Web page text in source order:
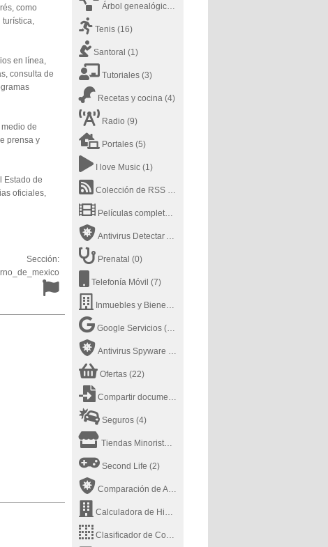
Árbol genealógico (1)
Tenis (16)
Santoral (1)
Tutoriales (3)
Recetas y cocina (4)
Radio (9)
Portales (5)
I love Music (1)
Colección de RSS
Películas completas en Youtube
Antivirus Detectar Archivo
Prenatal (0)
Telefonía Móvil (7)
Inmuebles y Bienes Raíces
Google Servicios (25)
Antivirus Spyware
Ofertas (22)
Compartir documentos online
Seguros (4)
Tiendas Minoristas
Second Life (2)
Comparación de Antivirus
Calculadora de Hipotecas MSN
Clasificador de Contenido
como
turística,
en línea,
consulta de
de
prensa y
Estado de
oficiales,
Sección: